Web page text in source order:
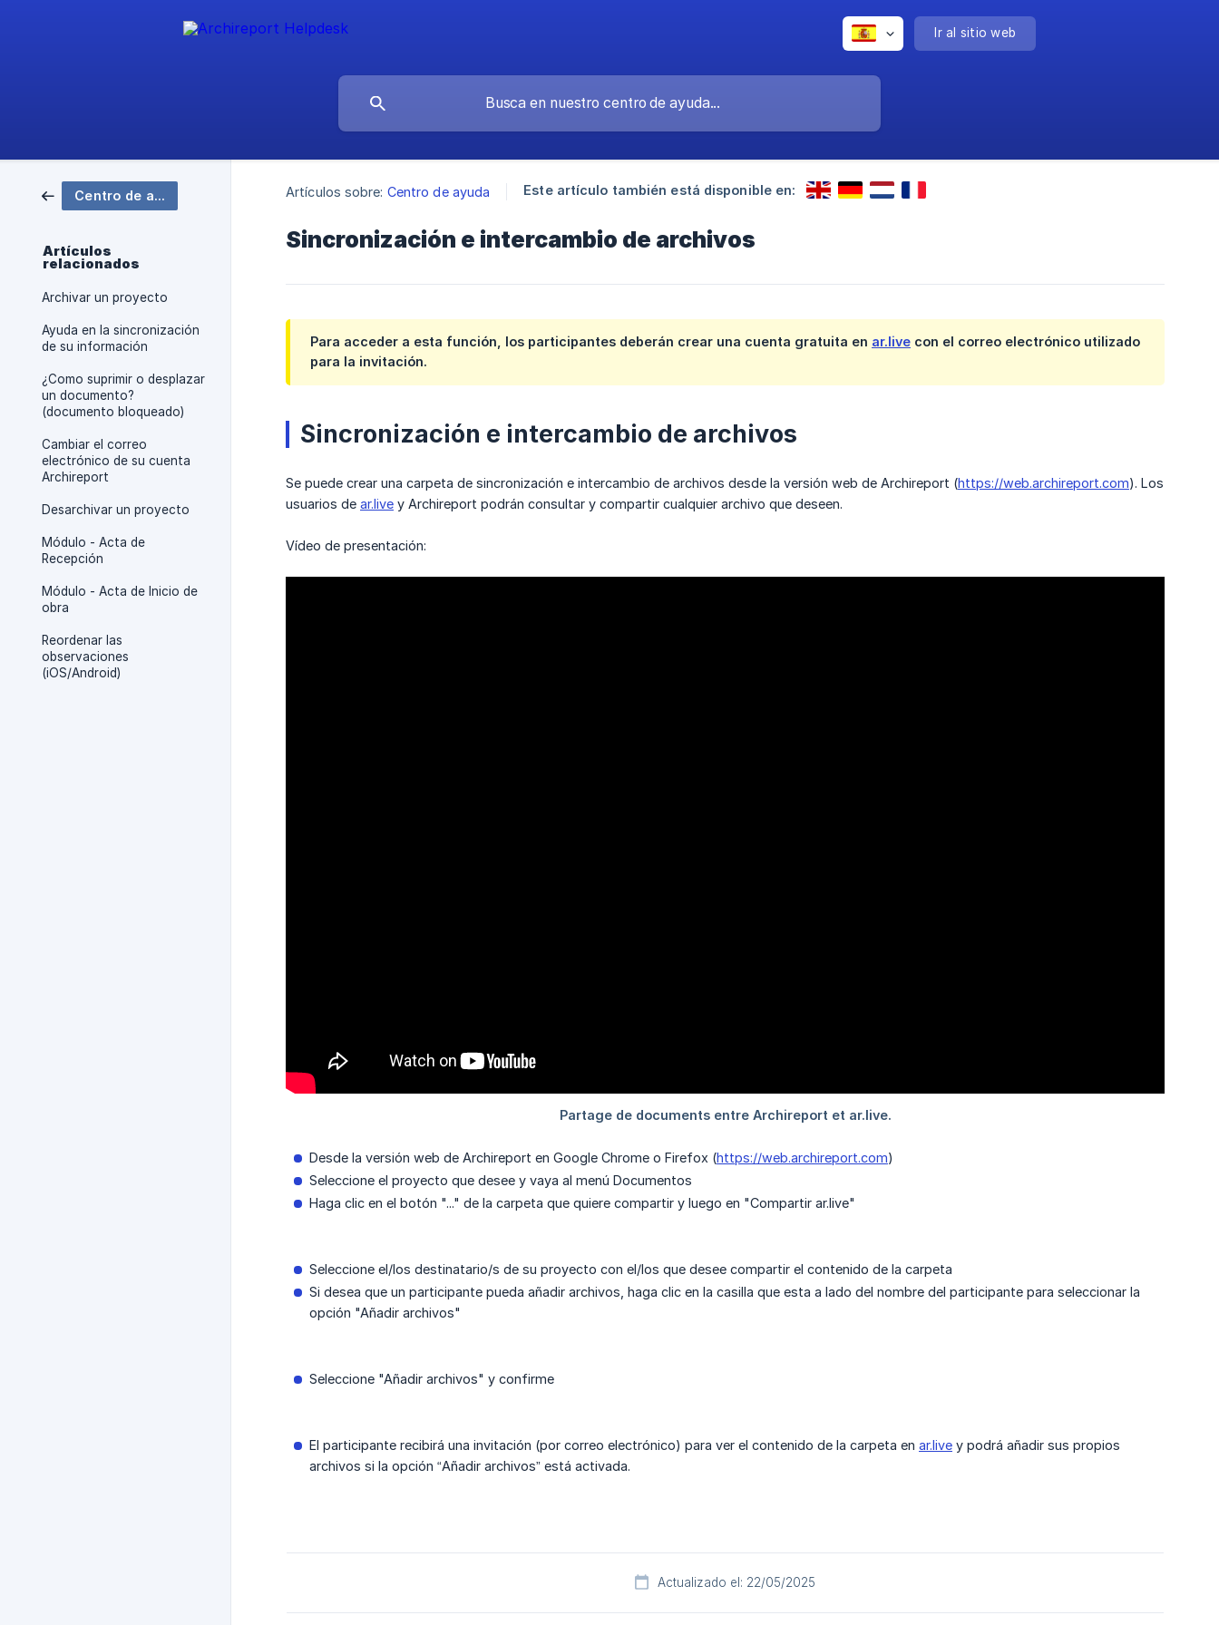
Ir al sitio web
Centro de ayuda
Artículos
relacionados
Archivar un proyecto
Ayuda en la sincronización
de su información
¿Como suprimir o desplazar
un documento?
(documento bloqueado)
Cambiar el correo
electrónico de su cuenta
Archireport
Desarchivar un proyecto
Módulo - Acta de
Recepción
Módulo - Acta de Inicio de
obra
Reordenar las
observaciones
(iOS/Android)
Artículos sobre: Centro de ayuda Este artículo también está disponible en:
Sincronización e intercambio de archivos
Para acceder a esta función, los participantes deberán crear una cuenta gratuita en ar.live con el correo electrónico utilizado
para la invitación.
Sincronización e intercambio de archivos
Se puede crear una carpeta de sincronización e intercambio de archivos desde la versión web de Archireport (https://web.archireport.com). Los
usuarios de ar.live y Archireport podrán consultar y compartir cualquier archivo que deseen.
Vídeo de presentación:
Desde la versión web de Archireport en Google Chrome o Firefox (https://web.archireport.com)
Seleccione el proyecto que desee y vaya al menú Documentos
Haga clic en el botón "..." de la carpeta que quiere compartir y luego en "Compartir ar.live"
Seleccione el/los destinatario/s de su proyecto con el/los que desee compartir el contenido de la carpeta
Si desea que un participante pueda añadir archivos, haga clic en la casilla que esta a lado del nombre del participante para seleccionar la
opción "Añadir archivos"
Seleccione "Añadir archivos" y confirme
El participante recibirá una invitación (por correo electrónico) para ver el contenido de la carpeta en ar.live y podrá añadir sus propios
archivos si la opción “Añadir archivos” está activada.
Actualizado el: 22/05/2025